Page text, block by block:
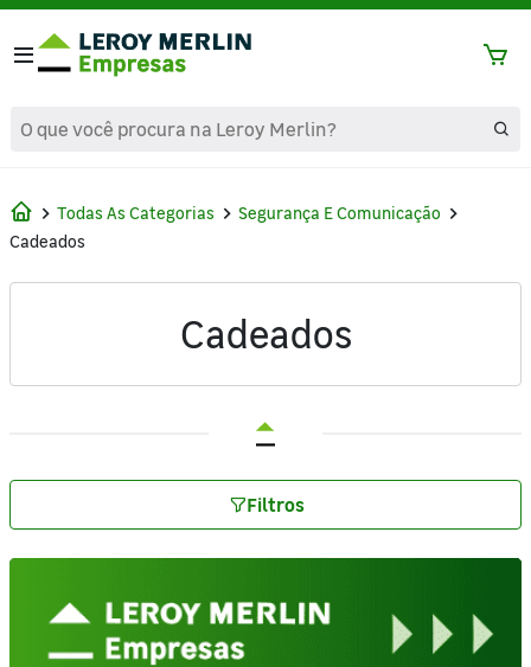
text.skipToContent
text.skipToNavigation
Todas As Categorias
Segurança E Comunicação
Cadeados
Cadeados
Filtros